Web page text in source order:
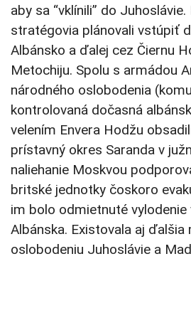
aby sa “vklínili” do
stratégovia plánovali vstúpiť
Albánsko a ďalej cez Čiernu
Metochiju. Spolu s armádou
národného oslobodenia
kontrolovaná dočasná
velením Envera Hodžu
prístavný okres Saranda v
naliehanie Moskvou
britské jednotky čoskoro
im bolo odmietnuté vylodenie
Albánska. Existovala aj ďalšia
oslobodeniu Juhoslávie a